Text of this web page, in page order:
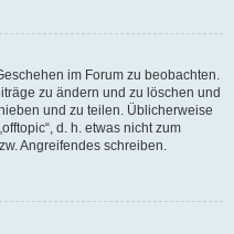
im Forum zu beobachten.
zu ändern und zu löschen und
und zu teilen. Üblicherweise
d. h. etwas nicht zum
Angreifendes schreiben.